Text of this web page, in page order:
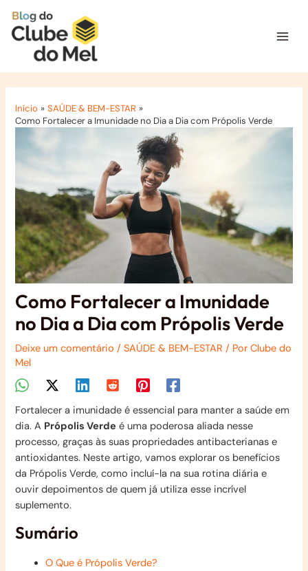
para
conteúdo
Início
SAÚDE & BEM-ESTAR
Como Fortalecer a Imunidade no Dia a Dia com Própolis Verde
Como Fortalecer a Imunidade
no Dia a Dia com Própolis Verde
Deixe um comentário /SAÚDE & BEM-ESTAR / PorClube do
Mel
Fortalecer a imunidade é essencial para manter a saúde em
dia. A Própolis Verde é uma poderosa aliada nesse
processo, graças às suas propriedades antibacterianas e
antioxidantes. Neste artigo, vamos explorar os benefícios
da Própolis Verde, como incluí-la na sua rotina diária e
ouvir depoimentos de quem já utiliza esse incrível
suplemento.
Sumário
O Que é Própolis Verde?